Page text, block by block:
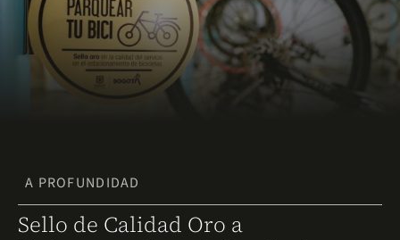
A PROFUNDIDAD
Sello de Calidad Oro a